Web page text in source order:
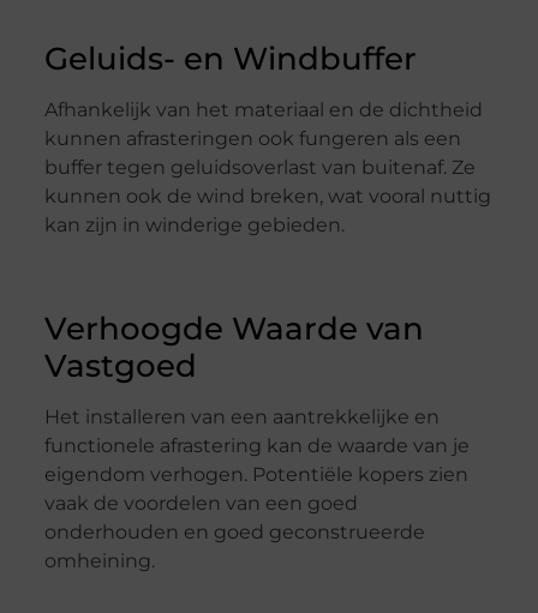
Geluids- en Windbuffer
Afhankelijk van het materiaal en de dichtheid
kunnen afrasteringen ook fungeren als een
buffer tegen geluidsoverlast van buitenaf. Ze
kunnen ook de wind breken, wat vooral nuttig
kan zijn in winderige gebieden.
Verhoogde Waarde van
Vastgoed
Het installeren van een aantrekkelijke en
functionele afrastering kan de waarde van je
eigendom verhogen. Potentiële kopers zien
vaak de voordelen van een goed
onderhouden en goed geconstrueerde
omheining.